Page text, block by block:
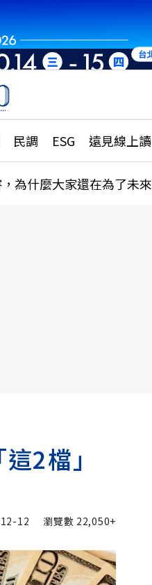
民調 ESG 遠見線上讀
職涯攻略
調查全解析
更多
為什麼大家還在為了未
2檔」
12 瀏覽數 22,050+